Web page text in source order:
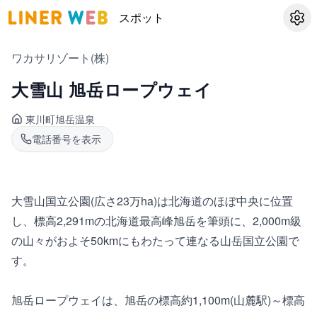
スポット 設定
ワカサリゾート(株)
大雪山 旭岳ロープウェイ
東川町旭岳温泉
電話番号を表示
大雪山国立公園(広さ23万ha)は北海道のほぼ中央に位置
し、標高2,291mの北海道最高峰旭岳を筆頭に、2,000m級
の山々がおよそ50kmにもわたって連なる山岳国立公園で
す。
旭岳ロープウェイは、旭岳の標高約1,100m(山麓駅)～標高